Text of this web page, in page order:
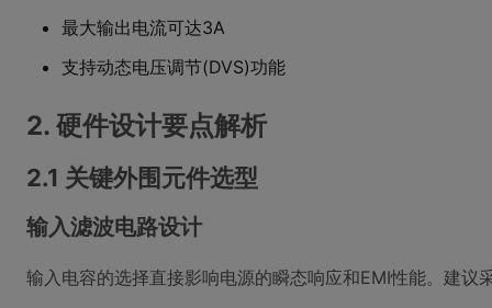
最大输出电流可达3A
支持动态电压调节(DVS)功能
2. 硬件设计要点解析
2.1 关键外围元件选型
输入滤波电路设计
输入电容的选择直接影响电源的瞬态响应和EMI性能。建议